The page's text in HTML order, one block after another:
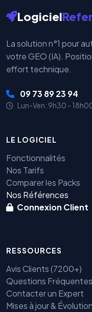
Logiciel
La solution n°1 pour
votre GEO (IA).
effort technique.
09 73 89 23 94
Lun-Ven: 9h30 -
LE LOGICIEL
Fonctionnalités
Nos Tarifs
Comparer les Packs
Nos Références
Connexion Client
RESSOURCES
Avis Clients (7200+)
Questions Fréquentes
Contacter un Expert
Mises à jour &